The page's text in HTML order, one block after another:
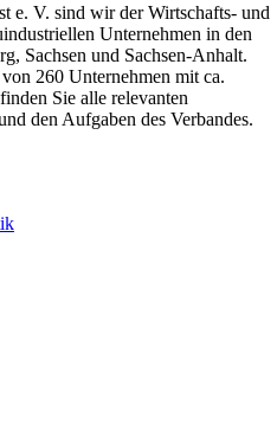
e. V. sind wir der Wirtschafts- und
Unternehmen in den
Sachsen und Sachsen-Anhalt.
260 Unternehmen mit ca.
Sie alle relevanten
den Aufgaben des Verbandes.